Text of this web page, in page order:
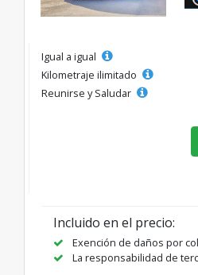
Igual a igual
Kilometraje ilimitado
Reunirse y Saludar
Incluido en el precio:
Exención de daños por
La responsabilidad de